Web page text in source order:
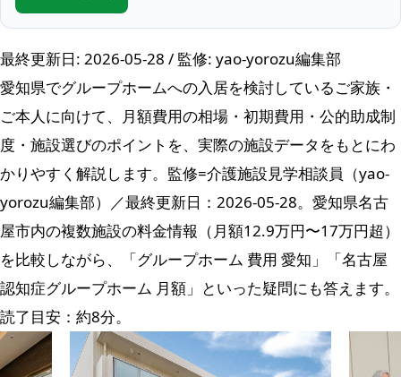
最終更新日: 2026-05-28 / 監修: yao-yorozu編集部
愛知県でグループホームへの入居を検討しているご家族・
ご本人に向けて、月額費用の相場・初期費用・公的助成制
度・施設選びのポイントを、実際の施設データをもとにわ
かりやすく解説します。監修=介護施設見学相談員（yao-
yorozu編集部）／最終更新日：2026-05-28。愛知県名古
屋市内の複数施設の料金情報（月額12.9万円〜17万円超）
を比較しながら、「グループホーム 費用 愛知」「名古屋
認知症グループホーム 月額」といった疑問にも答えます。
読了目安：約8分。